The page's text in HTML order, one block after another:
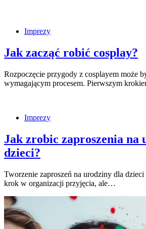
Imprezy
Jak zacząć robić cosplay?
Rozpoczęcie przygody z cosplayem może
wymagającym procesem. Pierwszym
Imprezy
Jak zrobic zaproszenia na
dzieci?
Tworzenie zaproszeń na urodziny dla
krok w organizacji przyjęcia, ale…